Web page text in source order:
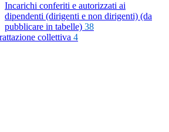
Incarichi conferiti e autorizzati ai
dipendenti (dirigenti e non dirigenti) (da
pubblicare in tabelle) 38
collettiva 4